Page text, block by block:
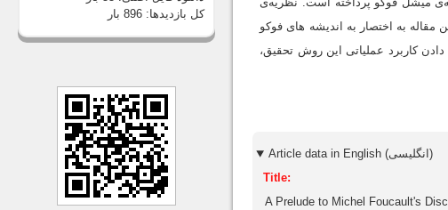
به اختصار به اندیشه های فوکو
کاربرد عملیاتی این روش تحقیق،
Article data in English (انگلیسی)
Title:
A Prelude to Michel Foucault's
کل بازدیدها:896 بار